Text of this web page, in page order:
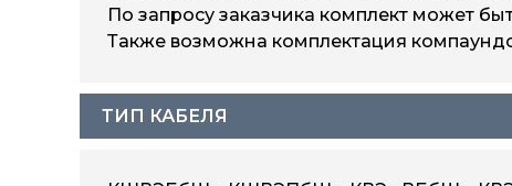
По запросу заказчика комплект может
Также возможна комплектация
ТИП КАБЕЛЯ